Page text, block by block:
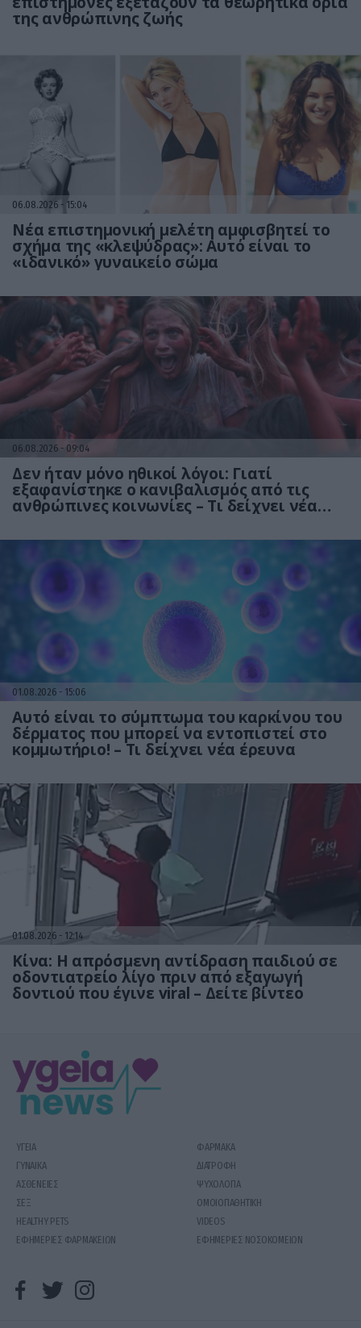
της ανθρώπινης ζωής
06.08.2026 15:04
Νέα επιστημονική μελέτη αμφισβητεί το
σχήμα της «κλεψύδρας»: Αυτό είναι το
«ιδανικό» γυναικείο σώμα
06.08.2026 09:04
Δεν ήταν μόνο ηθικοί λόγοι: Γιατί
εξαφανίστηκε ο κανιβαλισμός από τις
ανθρώπινες κοινωνίες – Τι δείχνει νέα
01.08.2026 15:06
Αυτό είναι το σύμπτωμα του καρκίνου του
δέρματος που μπορεί να εντοπιστεί στο
κομμωτήριο! – Τι δείχνει νέα έρευνα
01.08.2026 12:14
Κίνα: Η απρόσμενη αντίδραση παιδιού σε
οδοντιατρείο λίγο πριν από εξαγωγή
δοντιού που έγινε viral – Δείτε βίντεο
ΥΓΕΙΑ
ΦΑΡΜΑΚΑ
ΓΥΝΑΙΚΑ
ΔΙΑΤΡΟΦΗ
ΑΣΘΕΝΕΙΕΣ
ΨΥΧΟΛΟΓΙΑ
ΣΕΞ
ΟΜΟΙΟΠΑΘΗΤΙΚΗ
HEALTHY PETS
VIDEOS
ΕΦΗΜΕΡΙΕΣ ΦΑΡΜΑΚΕΙΩΝ
ΕΦΗΜΕΡΙΕΣ ΝΟΣΟΚΟΜΕΙΩΝ